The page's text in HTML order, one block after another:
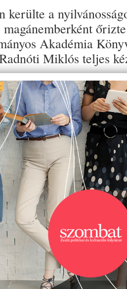
kerülte a
magánemberként
Akadémia
Miklós teljes